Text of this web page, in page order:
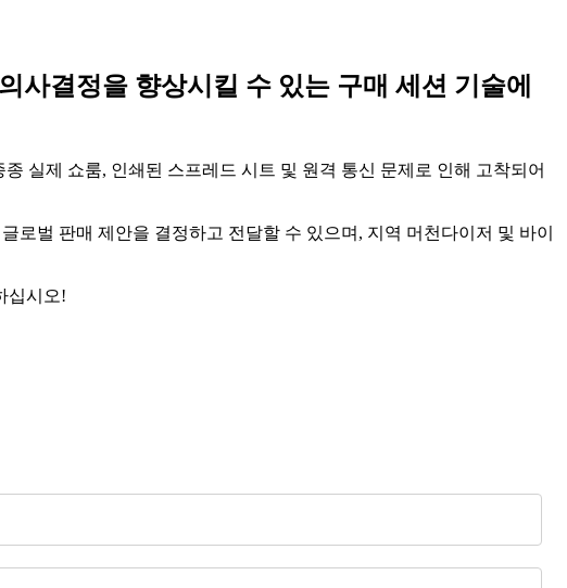
사결정을 향상시킬 수 있는 구매 세션 기술에
실제 쇼룸, 인쇄된 스프레드 시트 및 원격 통신 문제로 인해 고착되어
벌 판매 제안을 결정하고 전달할 수 있으며, 지역 머천다이저 및 바이
십시오!